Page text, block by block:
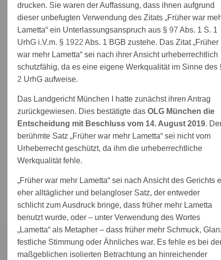
drucken. Sie waren der Auffassung, dass ihnen aufgrund
dieser unbefugten Verwendung des Zitats „Früher war
Lametta“ ein Unterlassungsanspruch aus § 97 Abs. 1 S. 1
UrhG i.V.m. § 1922 Abs. 1 BGB zustehe. Das Zitat „Früher
war mehr Lametta“ sei nach ihrer Ansicht urheberrechtlich
schutzfähig, da es eine eigene Werkqualität im Sinne des
2 UrhG aufweise.
Das Landgericht München I hatte zunächst ihren Antrag
zurückgewiesen. Dies bestätigte dasOLG München die
Entscheidung mit Beschluss vom 14. August 2019.
berühmte Satz „Früher war mehr Lametta“ sei nicht vom
Urheberrecht geschützt, da ihm die urheberrechtliche
Werkqualität fehle.
„Früher war mehr Lametta“ sei nach Ansicht des Gerichts
eher alltäglicher und belangloser Satz, der entweder
schlicht zum Ausdruck bringe, dass früher mehr Lametta
benutzt wurde, oder – unter Verwendung des Wortes
„Lametta“ als Metapher – dass früher mehr Schmuck,
festliche Stimmung oder Ähnliches war. Es fehle es bei
maßgeblichen isolierten Betrachtung an hinreichender